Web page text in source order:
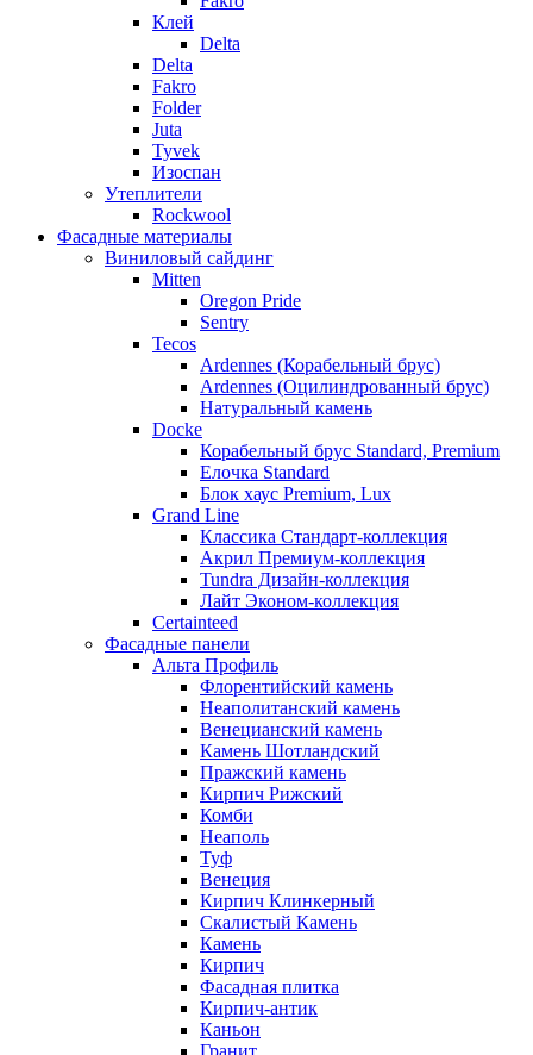
Клей
Delta
Delta
Fakro
Folder
Juta
Tyvek
Изоспан
Утеплители
Rockwool
Фасадные материалы
Виниловый сайдинг
Mitten
Oregon Pride
Sentry
Tecos
Ardennes (Корабельный брус)
Ardennes (Оцилиндрованный брус)
Натуральный камень
Docke
Корабельный брус Standard, Premium
Елочка Standard
Блок хаус Premium, Lux
Grand Line
Классика Стандарт-коллекция
Акрил Премиум-коллекция
Tundra Дизайн-коллекция
Лайт Эконом-коллекция
Certainteed
Фасадные панели
Альта Профиль
Флорентийский камень
Неаполитанский камень
Венецианский камень
Камень Шотландский
Пражский камень
Кирпич Рижский
Комби
Неаполь
Туф
Венеция
Кирпич Клинкерный
Скалистый Камень
Камень
Кирпич
Фасадная плитка
Кирпич-антик
Каньон